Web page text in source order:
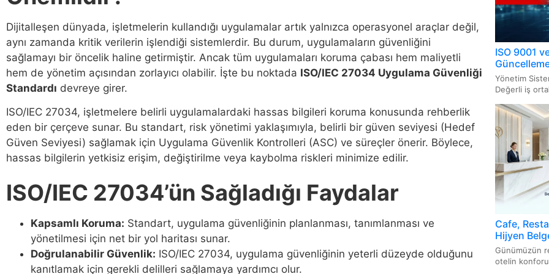
Dijitalleşen dünyada, işletmelerin kullandığı uygulamalar artık yalnızca operasyonel araçlar değil,
aynı zamanda kritik verilerin işlendiği sistemlerdir. Bu durum, uygulamaların güvenliğini
sağlamayı bir öncelik haline getirmiştir. Ancak tüm uygulamaları koruma çabası hem maliyetli
hem de yönetim açısından zorlayıcı olabilir. İşte bu noktada ISO/IEC 27034 Uygulama Güvenliği
Standardı devreye girer.
ISO/IEC 27034, işletmelere belirli uygulamalardaki hassas bilgileri koruma konusunda rehberlik
eden bir çerçeve sunar. Bu standart, risk yönetimi yaklaşımıyla, belirli bir güven seviyesi (Hedef
Güven Seviyesi) sağlamak için Uygulama Güvenlik Kontrolleri (ASC) ve süreçler önerir. Böylece,
hassas bilgilerin yetkisiz erişim, değiştirilme veya kaybolma riskleri minimize edilir.
ISO/IEC 27034’ün Sağladığı Faydalar
Kapsamlı Koruma: Standart, uygulama güvenliğinin planlanması, tanımlanması ve
yönetilmesi için net bir yol haritası sunar.
Doğrulanabilir Güvenlik: ISO/IEC 27034, uygulama güvenliğinin yeterli düzeyde olduğunu
kanıtlamak için gerekli delilleri sağlamaya yardımcı olur.
ISO
ISO/
ISO
ISO
ISO
ISO
ISO
GAP
AQAP
FCC
CPSC
İyi
Tıbbi
Yapı
Gaz
FSSC
BRC
IFS
İyi
(Non-
ISO 9001
Yönetim
Değerli iş
Cafe,
Hijyen
Günümüzün
otelin